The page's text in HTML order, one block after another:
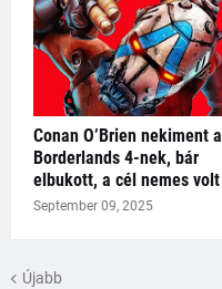
Conan O’Brien nekiment a
Borderlands 4-nek, bár
elbukott, a cél nemes volt
September 09, 2025
Újabb